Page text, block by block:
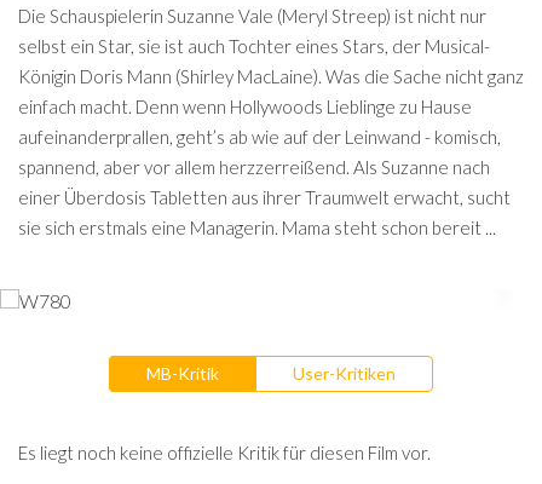
Die Schauspielerin Suzanne Vale (Meryl Streep) ist nicht nur
selbst ein Star, sie ist auch Tochter eines Stars, der Musical-
Königin Doris Mann (Shirley MacLaine). Was die Sache nicht ganz
einfach macht. Denn wenn Hollywoods Lieblinge zu Hause
aufeinanderprallen, geht’s ab wie auf der Leinwand - komisch,
spannend, aber vor allem herzzerreißend. Als Suzanne nach
einer Überdosis Tabletten aus ihrer Traumwelt erwacht, sucht
sie sich erstmals eine Managerin. Mama steht schon bereit ...
MB-Kritik User-Kritiken
Es liegt noch keine offizielle Kritik für diesen Film vor.